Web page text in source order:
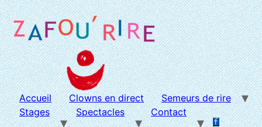
Aller
au
contenu
Accueil Clowns en direct
Semeurs de rire
Stages
Spectacles Contact
f